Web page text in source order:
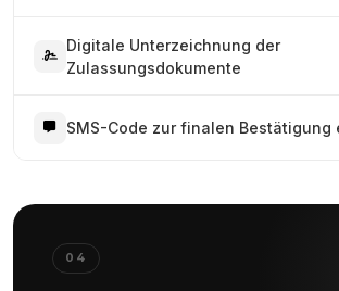
Digitale Unterzeichnung der
Zulassungsdokumente
SMS-Code zur finalen Bestätigung
04